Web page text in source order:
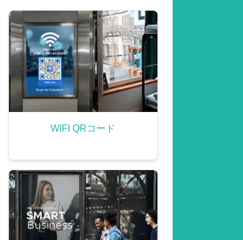
WIFI QRコード